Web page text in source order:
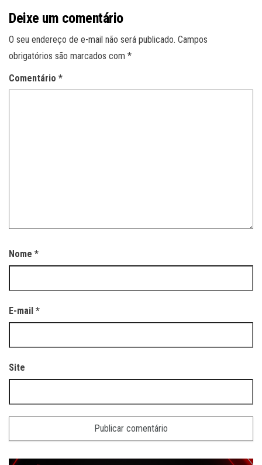
Deixe um comentário
O seu endereço de e-mail não será publicado. Campos
obrigatórios são marcados com *
Comentário *
Nome *
E-mail *
Site